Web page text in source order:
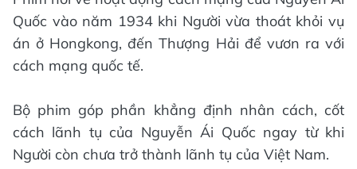
Quốc vào năm 1934 khi Người vừa thoát khỏi vụ
án ở Hongkong, đến Thượng Hải để vươn ra với
cách mạng quốc tế.
Bộ phim góp phần khẳng định nhân cách, cốt
cách lãnh tụ của Nguyễn Ái Quốc ngay từ khi
Người còn chưa trở thành lãnh tụ của Việt Nam.